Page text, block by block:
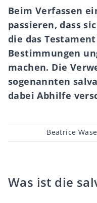
Beim Verfassen
passieren, dass
die das
Bestimmungen
machen. Die
sogenannten
dabei Abhilfe
Beitragsautor
Beatrice
Was ist die